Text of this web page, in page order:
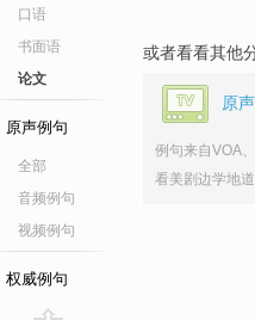
口语
书面语
论文
原声例句
全部
音频例句
视频例句
权威例句
或者看看其他
原
例句来自VOA
看美剧边学地道